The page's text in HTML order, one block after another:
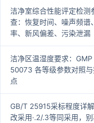
洁净室综合性能评定检测
查：恢复时间、噪声频谱
率、新风偏差、污染泄漏
洁净区温湿度要求：GMP
50073 各等级参数对照
点
GB/T 25915采标程度详
改采用·.2/.3等同采用，